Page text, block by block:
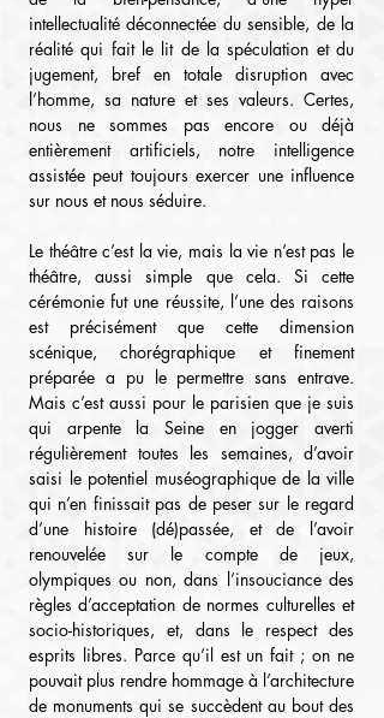
intellectualité déconnectée du sensible, de la
réalité qui fait le lit de la spéculation et du
jugement, bref en totale disruption avec
l’homme, sa nature et ses valeurs. Certes,
nous ne sommes pas encore ou déjà
entièrement artificiels, notre intelligence
assistée peut toujours exercer une influence
sur nous et nous séduire.
Le théâtre c’est la vie, mais la vie n’est pas le
théâtre, aussi simple que cela. Si cette
cérémonie fut une réussite, l’une des raisons
est précisément que cette dimension
scénique, chorégraphique et finement
préparée a pu le permettre sans entrave.
Mais c’est aussi pour le parisien que je suis
qui arpente la Seine en jogger averti
régulièrement toutes les semaines, d’avoir
saisi le potentiel muséographique de la ville
qui n’en finissait pas de peser sur le regard
d’une histoire (dé)passée, et de l’avoir
renouvelée sur le compte de jeux,
olympiques ou non, dans l’insouciance des
règles d’acceptation de normes culturelles et
socio-historiques, et, dans le respect des
esprits libres. Parce qu’il est un fait ; on ne
pouvait plus rendre hommage à l’architecture
de monuments qui se succèdent au bout des